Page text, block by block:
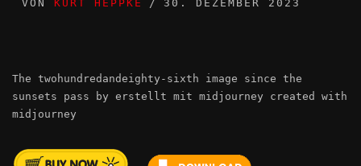
VON KURT HEPPKE 30. DEZEMBER 2023
The twohundredandeighty-sixth image since the
sunsets pass by erstellt mit midjourney created with
midjourney